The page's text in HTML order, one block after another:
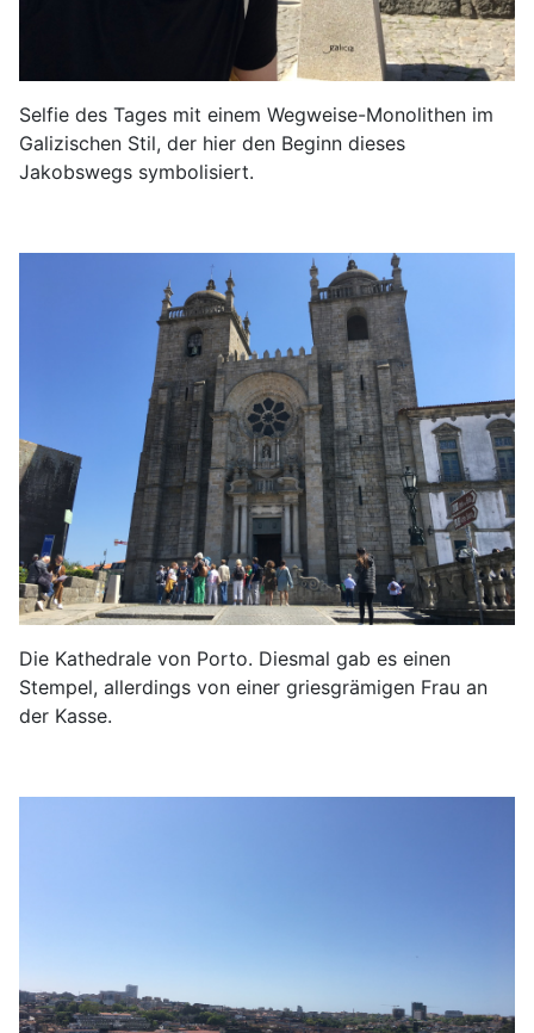
Selfie des Tages mit einem Wegweise-Monolithen im
Galizischen Stil, der hier den Beginn dieses
Jakobswegs symbolisiert.
Die Kathedrale von Porto. Diesmal gab es einen
Stempel, allerdings von einer griesgrämigen Frau an
der Kasse.